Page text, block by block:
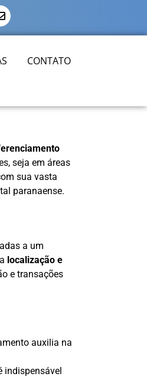
CONTATO
seja em áreas
sua vasta
paranaense.
a um
localização e
e transações
auxilia na
indispensável